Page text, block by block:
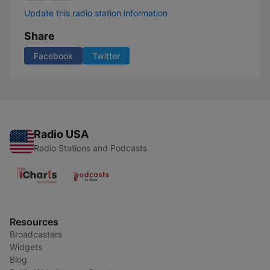
Update this radio station information
Share
Facebook Twitter
Radio USA
Radio Stations and Podcasts
Resources
Broadcasters
Widgets
Blog